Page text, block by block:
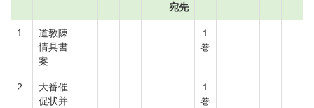
宛先
1
道教陳
情具書
案
１
巻
2
大番催
促状并
１
巻